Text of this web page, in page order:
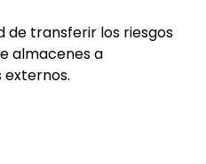
de transferir los riesgos
almacenes a